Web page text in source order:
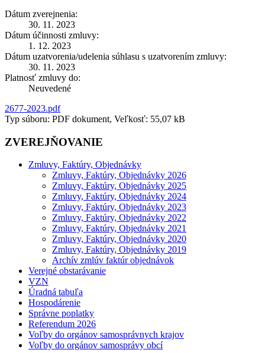
Dátum zverejnenia:
30. 11. 2023
Dátum účinnosti zmluvy:
1. 12. 2023
Dátum uzatvorenia/udelenia súhlasu s uzatvorením zmluvy:
30. 11. 2023
Platnosť zmluvy do:
Neuvedené
2677-2023.pdf
Typ súboru: PDF dokument, Veľkosť: 55,07 kB
ZVEREJŇOVANIE
Zmluvy, Faktúry, Objednávky
Zmluvy, Faktúry, Objednávky 2026
Zmluvy, Faktúry, Objednávky 2025
Zmluvy, Faktúry, Objednávky 2024
Zmluvy, Faktúry, Objednávky 2023
Zmluvy, Faktúry, Objednávky 2022
Zmluvy, Faktúry, Objednávky 2021
Zmluvy, Faktúry, Objednávky 2020
Zmluvy, Faktúry, Objednávky 2019
Archív zmlúv faktúr objednávok
Verejné obstarávanie
VZN
Úradná tabuľa
Hospodárenie
Správne poplatky
Referendum 2026
Voľby do orgánov samosprávnych krajov
Voľby do orgánov samosprávy obcí